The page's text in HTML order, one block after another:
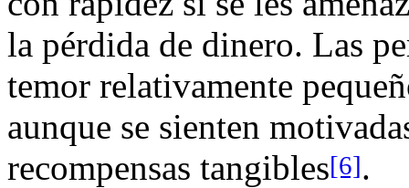
la pérdida de dinero. Las
temor relativamente
aunque se sienten
recompensas tangibles[6].